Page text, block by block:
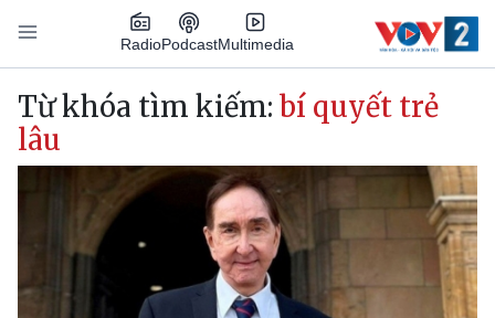
Nhảy đến nội dung
RadioPodcastMultimedia
Main navigation
Từ khóa tìm kiếm: bí quyết trẻ
lâu